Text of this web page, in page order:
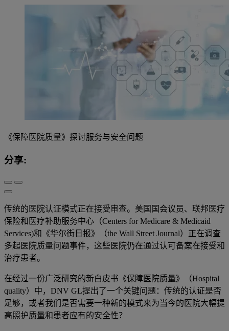
《保障医院质量》探讨服务与安全问题
分享:
传统的医院认证模式正在接受审查。美国国会议员、联邦医疗
保险和医疗补助服务中心（Centers for Medicare & Medicaid
Services)和《华尔街日报》（the Wall Street Journal）正在调查
多起医院质量问题事件，这些医院仍在通过认可备案在接受和
治疗患者。
在经过一份广泛研究的新白皮书《保障医院质量》（Hospital
quality）中，DNV GL提出了一个关键问题：传统的认证是否
足够，或者我们是否需要一种新的模式来为当今的医院大幅提
高照护质量和患者应有的安全性？